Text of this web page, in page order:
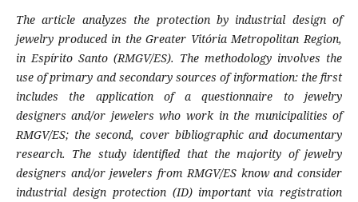
The article analyzes the protection by industrial design of
jewelry produced in the Greater Vitória Metropolitan Region,
in Espírito Santo (RMGV/ES). The methodology involves the
use of primary and secondary sources of information: the first
includes the application of a questionnaire to jewelry
designers and/or jewelers who work in the municipalities of
RMGV/ES; the second, cover bibliographic and documentary
research. The study identified that the majority of jewelry
designers and/or jewelers from RMGV/ES know and consider
industrial design protection (ID) important via registration